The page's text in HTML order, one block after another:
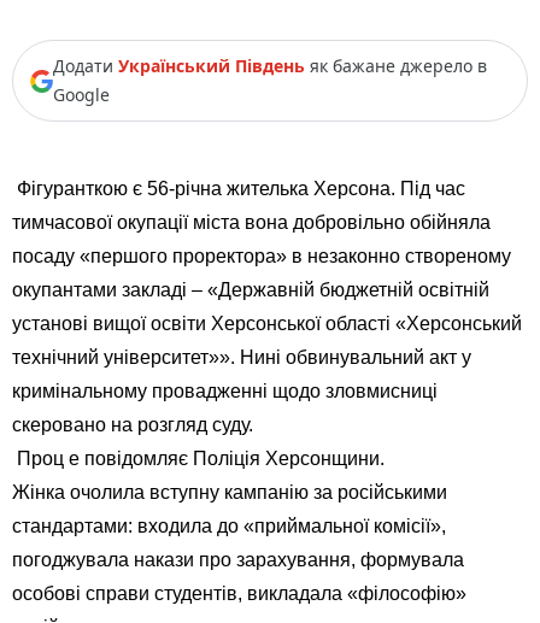
Додати Український Південь як бажане джерело в
Google
Фігуранткою є 56-річна жителька Херсона. Під час
тимчасової окупації міста вона добровільно обійняла
посаду «першого проректора» в незаконно створеному
окупантами закладі – «Державній бюджетній освітній
установі вищої освіти Херсонської області «Херсонський
технічний університет»». Нині обвинувальний акт у
кримінальному провадженні щодо зловмисниці
скеровано на розгляд суду.
Проц е повідомляє Поліція Херсонщини.
Жінка очолила вступну кампанію за російськими
стандартами: входила до «приймальної комісії»,
погоджувала накази про зарахування, формувала
особові справи студентів, викладала «філософію»